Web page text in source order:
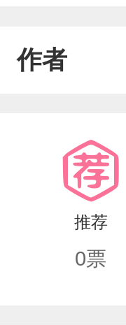
年下小舔狗
的还是葡萄
对我怎么冷
东西离婚”
作者
推荐
0票